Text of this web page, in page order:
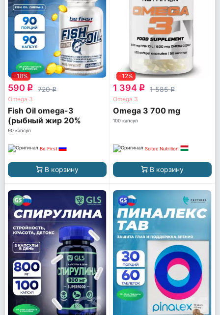
-18%
590 q 720q
Omega 3
Fish Oil omega-3
(рыбный жир 20%
ПНЖК)
90 капсул
Be First
В корзину
-12%
1 394 q 1 585q
Omega 3
Omega 3 700 mg
100 капсул
Scitec Nutrition
В корзину